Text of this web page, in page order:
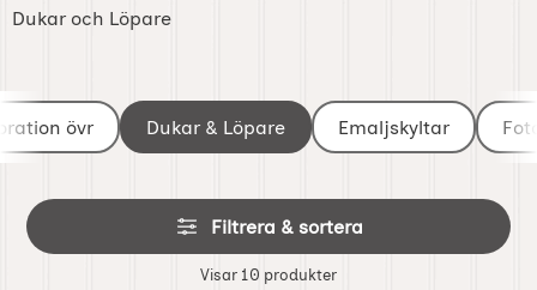
till
Dukar och Löpare
Underkategorier
övr Dukar & Löpare Emaljskyltar
Hoppa
över
filtersektionen
Filtrera & sortera
Filtrera & sortera
Visar 10 produkter